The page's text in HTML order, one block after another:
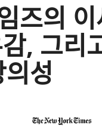
AI 101
AI Infra
Community
"Froth on the